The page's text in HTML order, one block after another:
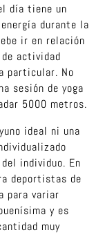
día tiene un
durante la
ir en relación
actividad
particular. No
sesión de yoga
5000 metros.
ideal ni una
individuo. En
deportistas de
para variar
y es
muy